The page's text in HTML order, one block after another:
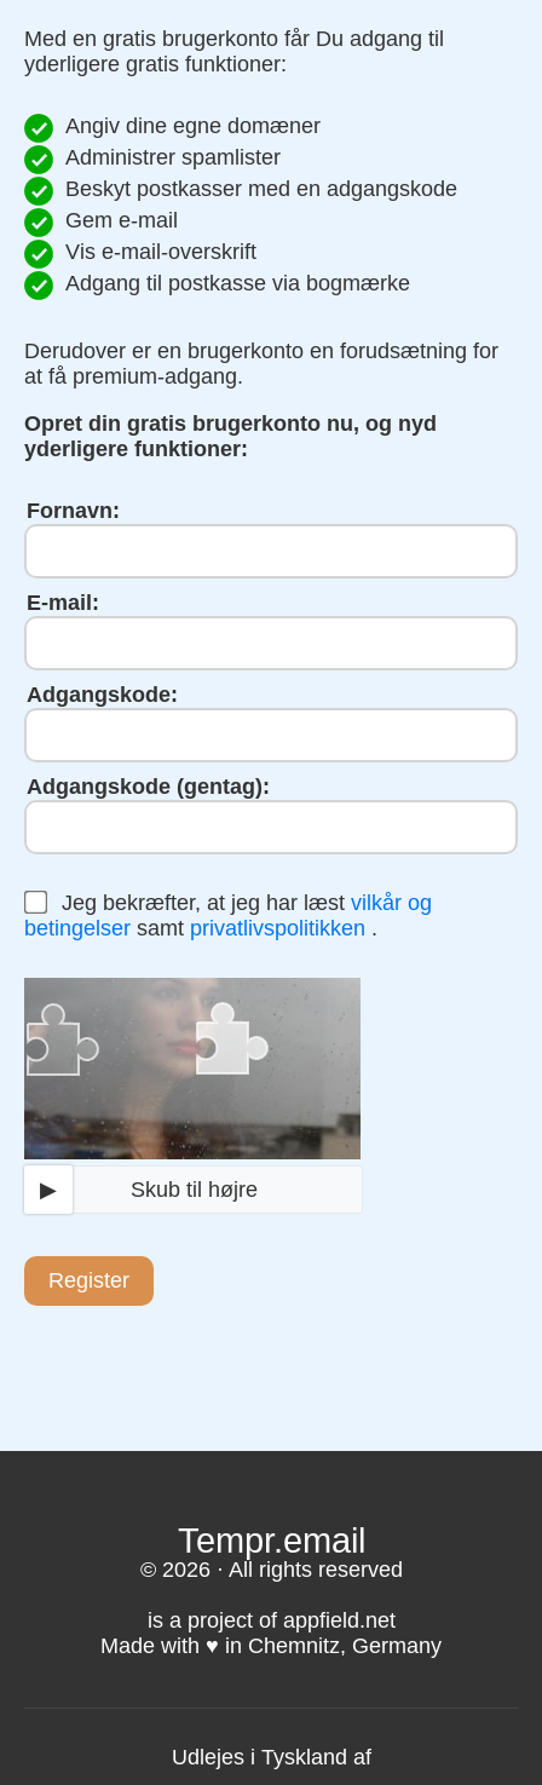
Med en gratis brugerkonto får Du adgang til
yderligere gratis funktioner:
Angiv dine egne domæner
Administrer spamlister
Beskyt postkasser med en adgangskode
Gem e-mail
Vis e-mail-overskrift
Adgang til postkasse via bogmærke
Derudover er en brugerkonto en forudsætning for
at få premium-adgang.
Opret din gratis brugerkonto nu, og nyd
yderligere funktioner:
Fornavn:
E-mail:
Adgangskode:
Adgangskode (gentag):
Jeg bekræfter, at jeg har læst vilkår og
betingelser samt privatlivspolitikken .
▶ Skub til højre
Register
Tempr.email
© 2026 · All rights reserved
is a project of appfield.net
Made with ♥️ in Chemnitz, Germany
Udlejes i Tyskland af